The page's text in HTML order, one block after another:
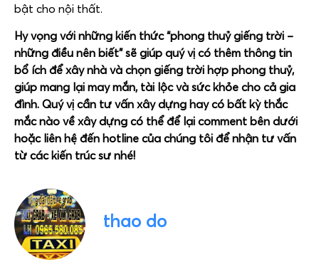
bật cho nội thất.
Hy vọng với những kiến thức “phong thuỷ giếng trời –
những điều nên biết” sẽ giúp quý vị có thêm thông tin
bổ ích để xây nhà và chọn giếng trời hợp phong thuỷ,
giúp mang lại may mắn, tài lộc và sức khỏe cho cả gia
đình. Quý vị cần tư vấn xây dựng hay có bất kỳ thắc
mắc nào về xây dựng có thể để lại comment bên dưới
hoặc liên hệ đến hotline của chúng tôi để nhận tư vấn
từ các kiến trúc sư nhé!
thao do